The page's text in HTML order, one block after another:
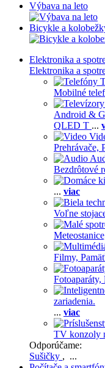
Výbava na leto
Bicykle a
Elektronika a
Elektronika a
Mobilné
Android &
QLED T ...
Prehrávače,
Bezdrôtové
... viac
Voľne
Filmy,
Fotoaparáty,
zariadenia.
... viac
TV konzoly
Odporúčame:
Sušičky , ...